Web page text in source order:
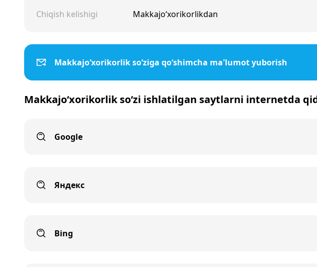
Chiqish kelishigi
Makkajo‘xorikorlikdan
Makkajo‘xorikorlik so‘ziga qo‘shimcha ma'lumot yuborish
Makkajo‘xorikorlik so‘zi ishlatilgan saytlarni internetda
Google
Яндекс
Bing